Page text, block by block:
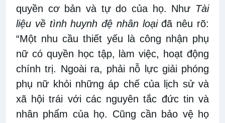
quyền cơ bản và tự do của họ. Như Tài
liệu về tình huynh đệ nhân loạiđã nêu rõ:
“Một nhu cầu thiết yếu là công nhận phụ
nữ có quyền học tập, làm việc, hoạt động
chính trị. Ngoài ra, phải nỗ lực giải phóng
phụ nữ khỏi những áp chế của lịch sử và
xã hội trái với các nguyên tắc đức tin và
nhân phẩm của họ. Cũng cần bảo vệ họ